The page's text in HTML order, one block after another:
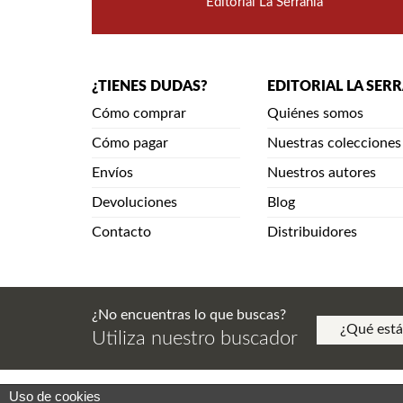
¿TIENES DUDAS?
Cómo comprar
Cómo pagar
Envíos
Devoluciones
Contacto
EDITORIAL LA
Quiénes somos
Nuestras colecciones
Nuestros autores
Blog
Distribuidores
¿No encuentras lo que buscas?
Utiliza nuestro buscador
Aviso Legal. Política de Privacidad. Aviso de
Uso de cookies